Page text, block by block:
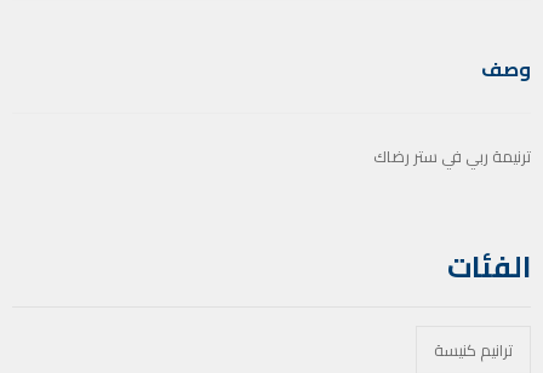
وصف
ترنيمة ربي في ستر رضاك
الفئات
ترانيم كنيسة